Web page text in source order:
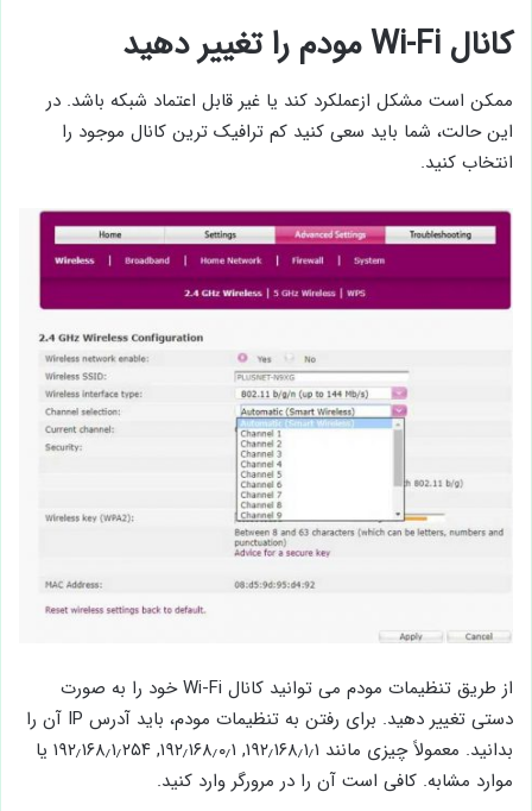
کانال Wi-Fi مودم را تغییر دهید
ممکن است مشکل ازعملکرد کند یا غیر قابل اعتماد شبکه باشد. در
این حالت، شما باید سعی کنید کم ترافیک ترین کانال موجود را
انتخاب کنید.
از طریق تنظیمات مودم می توانید کانال Wi-Fi خود را به صورت
دستی تغییر دهید. برای رفتن به تنظیمات مودم، باید آدرس IP آن را
بدانید. معمولاً چیزی مانند ۱۹۲٫۱۶۸٫۱٫۱, ۱۹۲٫۱۶۸٫۰٫۱, ۱۹۲٫۱۶۸٫۱٫۲۵۴ یا
موارد مشابه. کافی است آن را در مرورگر وارد کنید.